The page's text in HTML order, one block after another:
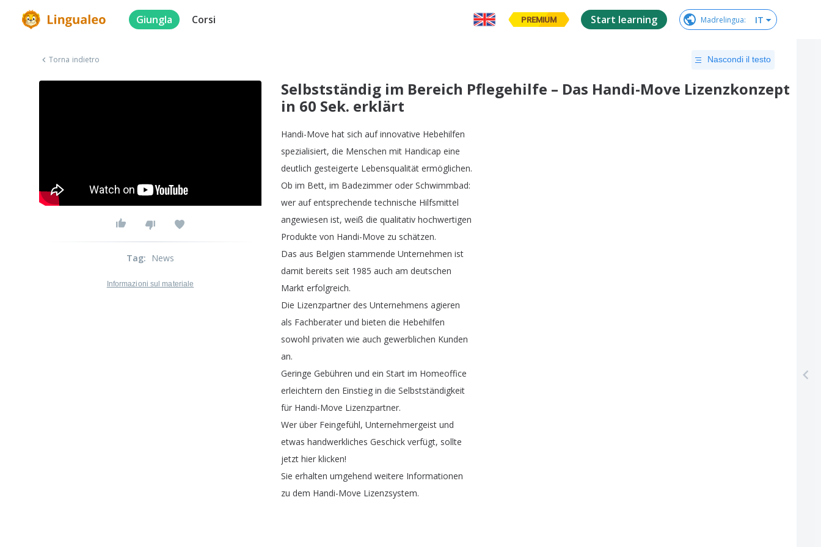
Giungla Corsi PREMIUM Start learning Madrelingua: IT
Torna indietro Nascondi il testo
Selbstständig im Bereich Pflegehilfe – Das Handi-Move Lizenzkonzept
in 60 Sek. erklärt
Handi-Move hat sich auf innovative Hebehilfen
spezialisiert, die Menschen mit Handicap eine
deutlich gesteigerte Lebensqualität ermöglichen.
Ob im Bett, im Badezimmer oder Schwimmbad:
wer auf entsprechende technische Hilfsmittel
angewiesen ist, weiß die qualitativ hochwertigen
Produkte von Handi-Move zu schätzen.
Das aus Belgien stammende Unternehmen ist
damit bereits seit 1985 auch am deutschen
Markt erfolgreich.
Die Lizenzpartner des Unternehmens agieren
als Fachberater und bieten die Hebehilfen
sowohl privaten wie auch gewerblichen Kunden
an.
Geringe Gebühren und ein Start im Homeoffice
erleichtern den Einstieg in die Selbstständigkeit
für Handi-Move Lizenzpartner.
Wer über Feingefühl, Unternehmergeist und
etwas handwerkliches Geschick verfügt, sollte
jetzt hier klicken!
Sie erhalten umgehend weitere Informationen
zu dem Handi-Move Lizenzsystem.
Tag: News
Informazioni sul materiale